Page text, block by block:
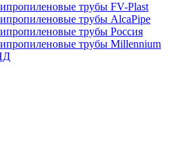
трубы FV-Plast
трубы AlcaPipe
трубы Россия
трубы Millennium